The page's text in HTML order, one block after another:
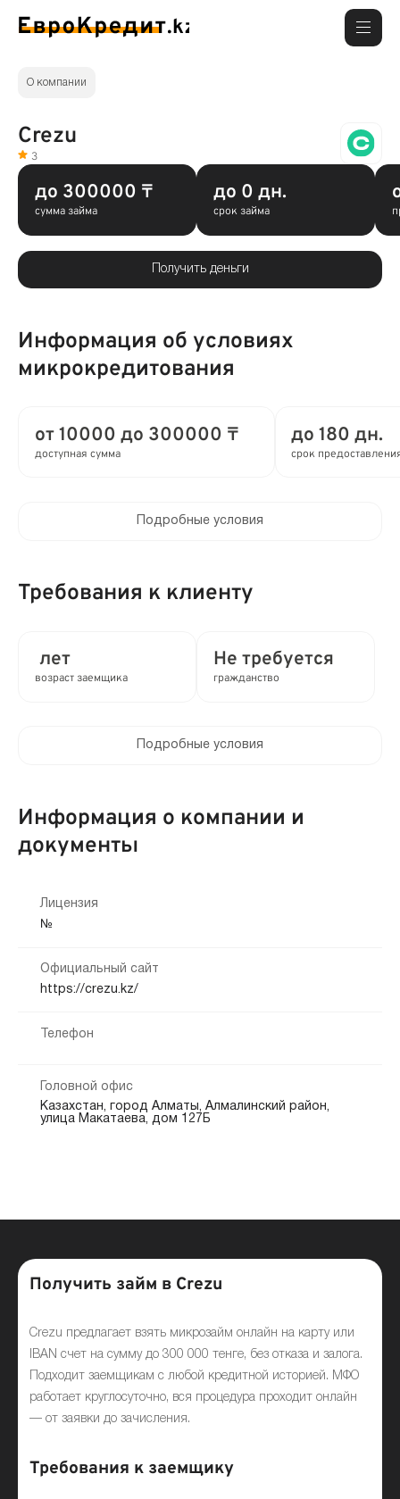
О компании
Crezu
3
до 300000 ₸
сумма займа
до 0 дн.
срок займа
Получить деньги
Информация об условиях
микрокредитования
от 10000 до 300000 ₸
доступная сумма
до 180 дн.
срок
Время рассмотрения заявки:
Привлечение созаемщиков:
Возможно без поручителей
дн.
Подробные условия
Требования к клиенту
лет
возраст заемщика
Не требуется
гражданство
Требуется
Кредитная история:
Любая
Документы:
Паспорт — обязательно
Подробные условия
Информация о компании и
документы
Лицензия
№
Официальный сайт
https://crezu.kz/
Телефон
Головной офис
Казахстан, город Алматы, Алмалинский район,
улица Макатаева, дом 127Б
Получить займ в Crezu
Crezu предлагает взять микрозайм онлайн на карту или
IBAN счет на сумму до 300 000 тенге, без отказа и залога.
Подходит заемщикам с любой кредитной историей. МФО
работает круглосуточно, вся процедура проходит онлайн
— от заявки до зачисления.
Требования к заемщику